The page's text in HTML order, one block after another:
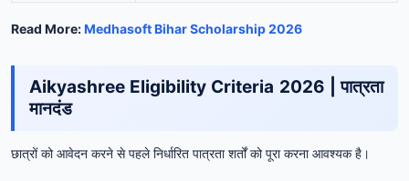
Read More:Medhasoft Bihar Scholarship 2026
Aikyashree Eligibility Criteria 2026 | पात्रता
मानदंड
छात्रों को आवेदन करने से पहले निर्धारित पात्रता शर्तों को पूरा करना आवश्यक है।